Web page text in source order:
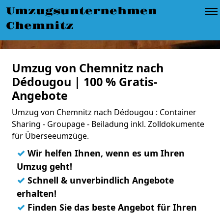
Umzugsunternehmen
Chemnitz
Umzug von Chemnitz nach
Dédougou | 100 % Gratis-
Angebote
Umzug von Chemnitz nach Dédougou : Container
Sharing - Groupage - Beiladung inkl. Zolldokumente
für Überseeumzüge.
✓ Wir helfen Ihnen, wenn es um Ihren
Umzug geht!
✓ Schnell & unverbindlich Angebote
erhalten!
✓ Finden Sie das beste Angebot für Ihren